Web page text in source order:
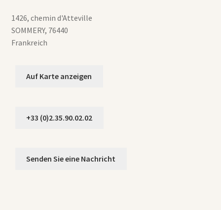
1426, chemin d'Atteville
SOMMERY, 76440
Frankreich
Auf Karte anzeigen
+33 (0)2.35.90.02.02
Senden Sie eine Nachricht